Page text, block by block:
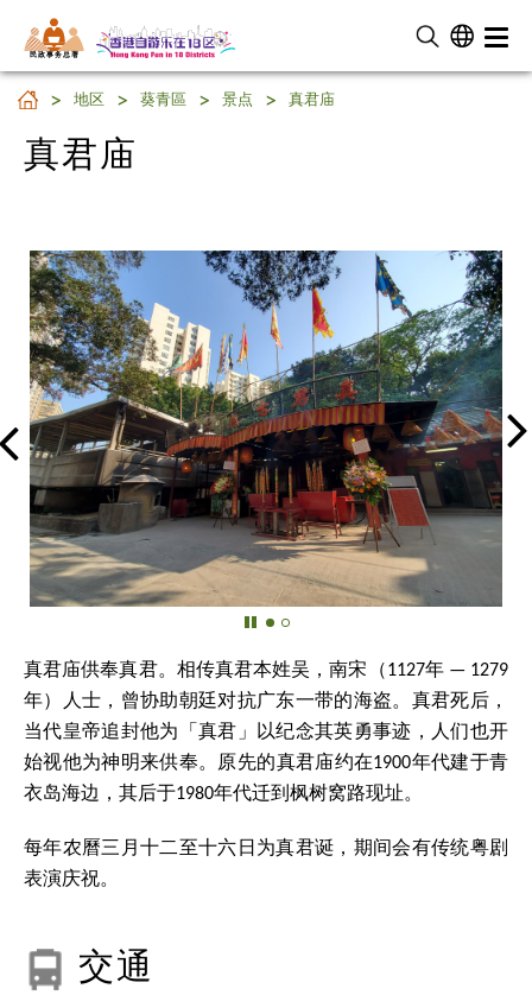
民 政 事 务 总 署
真君庙
地区 葵青區 景点 真君庙
真君庙
真君庙供奉真君。相传真君本姓吴，南宋（1127年 — 1279
年）人士，曾协助朝廷对抗广东一带的海盗。真君死后，
当代皇帝追封他为「真君」以纪念其英勇事迹，人们也开
始视他为神明来供奉。原先的真君庙约在1900年代建于青
衣岛海边，其后于1980年代迁到枫树窝路现址。
每年农曆三月十二至十六日为真君诞，期间会有传统粤剧
表演庆祝。
交通